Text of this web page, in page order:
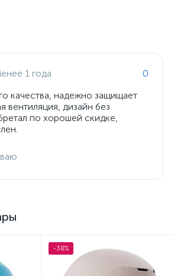
1 года
0
качества, надежно защищает
вентиляция, дизайн без
по хорошей скидке,
-38%